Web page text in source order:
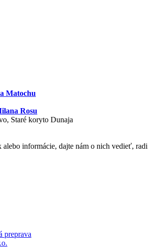
Matochu
Rosu
Staré koryto Dunaja
informácie, dajte nám o nich vedieť, radi